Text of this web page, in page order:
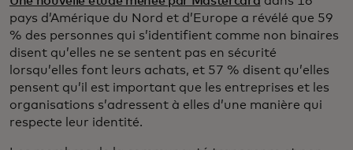
pays d’Amérique du Nord et d’Europe a révélé que 59
% des personnes qui s’identifient comme non binaires
disent qu’elles ne se sentent pas en sécurité
lorsqu’elles font leurs achats, et 57 % disent qu’elles
pensent qu’il est important que les entreprises et les
organisations s’adressent à elles d’une manière qui
respecte leur identité.